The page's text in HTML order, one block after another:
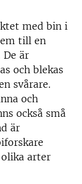
med bin i
till en
är
och blekas
svårare.
och
också små
är
arter